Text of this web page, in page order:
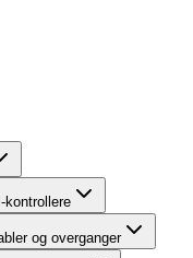
kontrollere
og overganger